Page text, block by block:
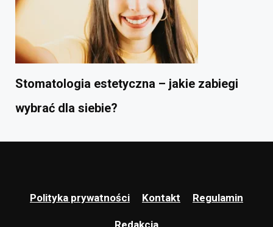
Stomatologia estetyczna – jakie zabiegi
wybrać dla siebie?
Polityka prywatności Kontakt Regulamin
Redakcja